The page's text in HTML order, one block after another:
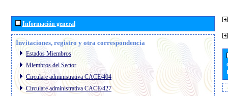
Información general
Invitaciones, registro y otra correspondencia
Estados Miembros
Miembros del Sector
Circulare administrativa CACE/404
Circulare administrativa CACE/427